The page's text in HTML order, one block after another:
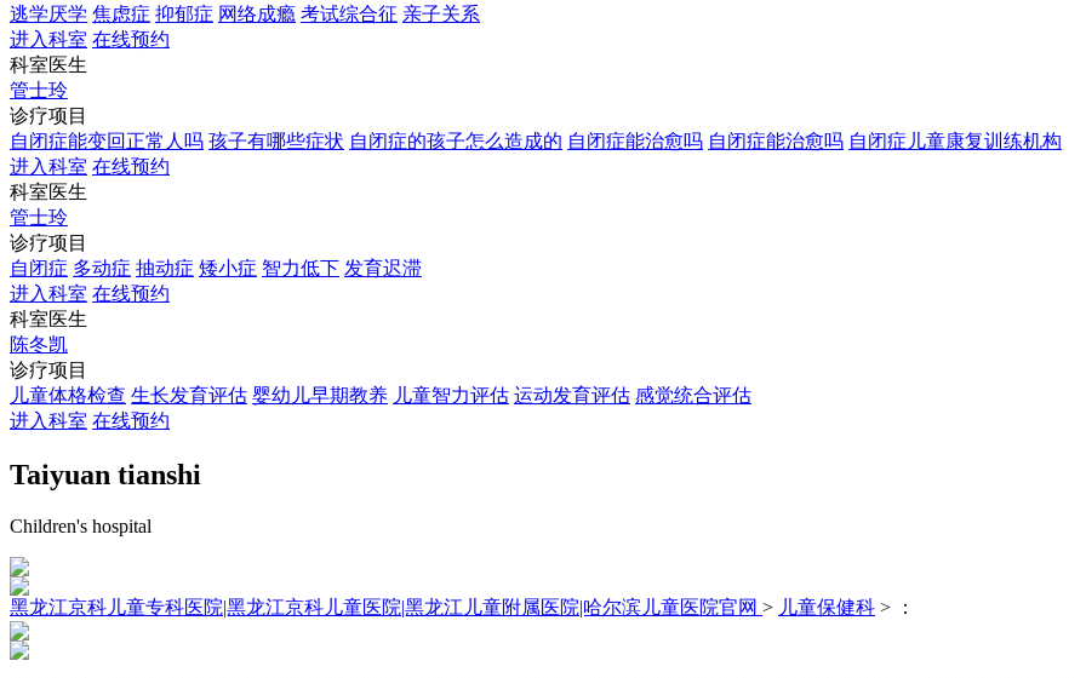
逃学厌学 焦虑症 抑郁症 网络成瘾 考试综合征 亲子关系
进入科室 在线预约
科室医生
管士玲
诊疗项目
自闭症能变回正常人吗 孩子有哪些症状 自闭症的孩子怎么造成的 自闭症能治愈吗 自闭症能治愈吗 自闭症儿童康复训练机构
进入科室 在线预约
科室医生
管士玲
诊疗项目
自闭症 多动症 抽动症 矮小症 智力低下 发育迟滞
进入科室 在线预约
科室医生
陈冬凯
诊疗项目
儿童体格检查 生长发育评估 婴幼儿早期教养 儿童智力评估 运动发育评估 感觉统合评估
进入科室 在线预约
Taiyuan tianshi
Children's hospital
黑龙江京科儿童专科医院|黑龙江京科儿童医院|黑龙江儿童附属医院|哈尔滨儿童医院官网 > 儿童保健科 > ：